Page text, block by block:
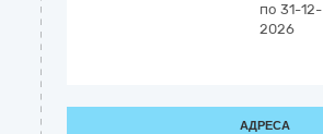
по 31-12-
2026
АДРЕСА